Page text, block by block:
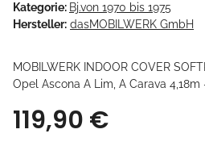
Kategorie: Bj.von 1970 bis 1975
Hersteller: dasMOBILWERK GmbH
MOBILWERK INDOOR COVER
Opel Ascona A Lim, A Carava 4,18m
119,90 €